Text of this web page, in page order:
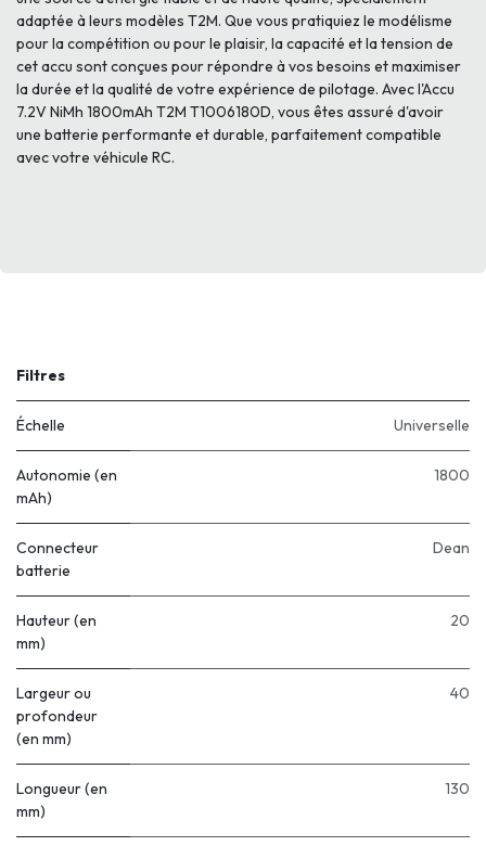
adaptée à leurs modèles T2M. Que vous pratiquiez le modélisme
pour la compétition ou pour le plaisir, la capacité et la tension de
cet accu sont conçues pour répondre à vos besoins et maximiser
la durée et la qualité de votre expérience de pilotage. Avec l'Accu
7.2V NiMh 1800mAh T2M T1006180D, vous êtes assuré d'avoir
une batterie performante et durable, parfaitement compatible
avec votre véhicule RC.
Filtres
Échelle Universelle
Autonomie (en
mAh)
1800
Connecteur
batterie
Dean
Hauteur (en
mm)
20
Largeur ou
profondeur
(en mm)
40
Longueur (en
mm)
130